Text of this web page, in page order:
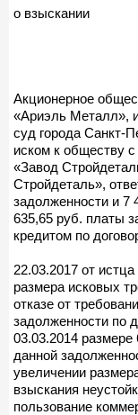
о взыскании
Акционерное
«Ариэль Металл»,
суд города Санкт-
иском к обществу с
«Завод
Стройдеталь»,
задолженности и 7
635,65 руб. платы
кредитом по
22.03.2017 от
размера исковых
отказе от
задолженности по
03.03.2014 размере
данной
увеличении
взыскания
пользование